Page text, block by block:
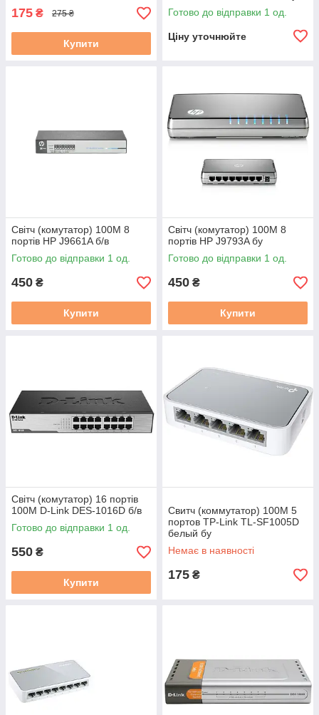
175 ₴ 275 ₴
Купити
Готово до відправки 1 од.
Ціну уточнюйте
Світч (комутатор) 100M 8
портів HP J9661A б/в
Готово до відправки 1 од.
450 ₴
Купити
Світч (комутатор) 100M 8
портів HP J9793A бу
Готово до відправки 1 од.
450 ₴
Купити
Світч (комутатор) 16 портів
100M D-Link DES-1016D б/в
Готово до відправки 1 од.
550 ₴
Купити
Свитч (коммутатор) 100M 5
портов TP-Link TL-SF1005D
белый бу
Немає в наявності
175 ₴